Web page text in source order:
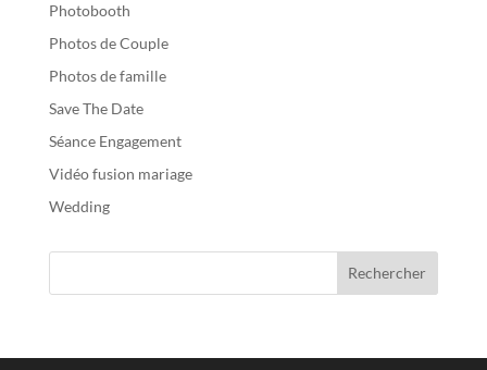
Photobooth
Photos de Couple
Photos de famille
Save The Date
Séance Engagement
Vidéo fusion mariage
Wedding